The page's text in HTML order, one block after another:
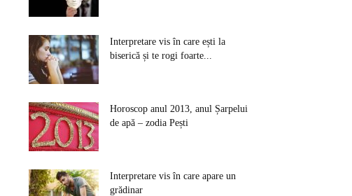
Interpretare vis în care ești la
biserică și te rogi foarte...
Horoscop anul 2013, anul Șarpelui
de apă – zodia Pești
Interpretare vis în care apare un
grădinar